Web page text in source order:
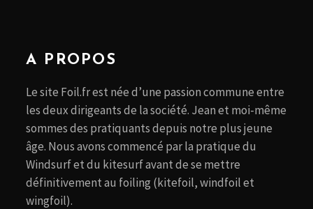
A PROPOS
Le site Foil.fr est née d’une passion commune entre
les deux dirigeants de la société. Jean et moi-même
sommes des pratiquants depuis notre plus jeune
âge. Nous avons commencé par la pratique du
Windsurf et du kitesurf avant de se mettre
définitivement au foiling (kitefoil, windfoil et
wingfoil).